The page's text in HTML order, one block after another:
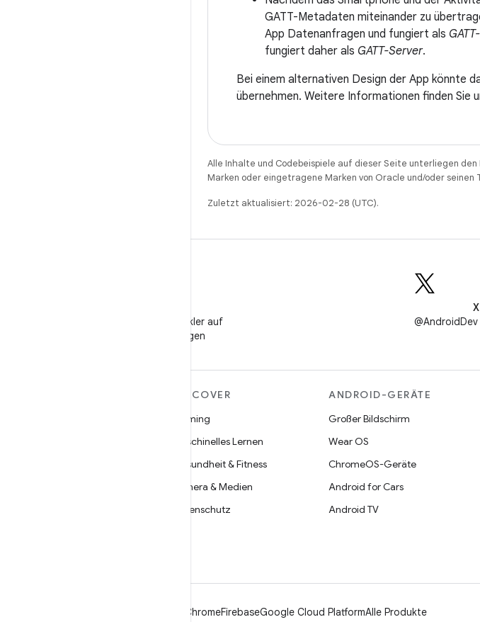
GATT-Metadaten miteinander zu
App Datenanfragen und fungiert als
fungiert daher als GATT-Server.
Bei einem alternativen Design der App könnte
übernehmen. Weitere Informationen finden Sie
Alle Inhalte und Codebeispiele auf dieser Seite unterliegen den
Marken oder eingetragene Marken von Oracle und/oder
Zuletzt aktualisiert: 2026-02-28 (UTC).
Android-Entwickler auf
WeChat folgen
X
DISCOVER
Gaming
Maschinelles Lernen
Gesundheit & Fitness
Kamera & Medien
Datenschutz
ANDROID-GERÄTE
Großer Bildschirm
Wear OS
ChromeOS-Geräte
Android for Cars
Android TV
ChromeFirebaseGoogle Cloud PlatformAlle Produkte